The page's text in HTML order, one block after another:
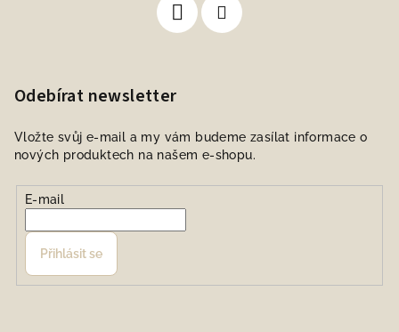
Odebírat newsletter
Vložte svůj e-mail a my vám budeme zasílat informace o
nových produktech na našem e-shopu.
E-mail
Přihlásit se